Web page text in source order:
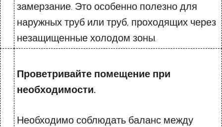
замерзание. Это особенно полезно для
наружных труб или труб, проходящих через
незащищенные холодом зоны.
Проветривайте помещение при
необходимости.
Необходимо соблюдать баланс между